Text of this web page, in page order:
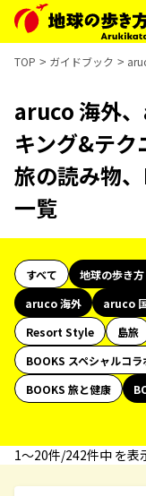
TOP ガイドブック
aruco 海外
キング&テク
旅の読み物
一覧
すべて 地球の歩き
aruco 海外
aruco
Resort Style
島旅
BOOKS スペシャルコラ
BOOKS 旅と健康
1〜20件/242件中 を表